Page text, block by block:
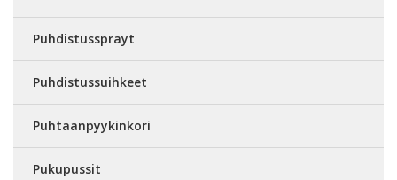
Puhdistussprayt
Puhdistussuihkeet
Puhtaanpyykinkori
Pukupussit